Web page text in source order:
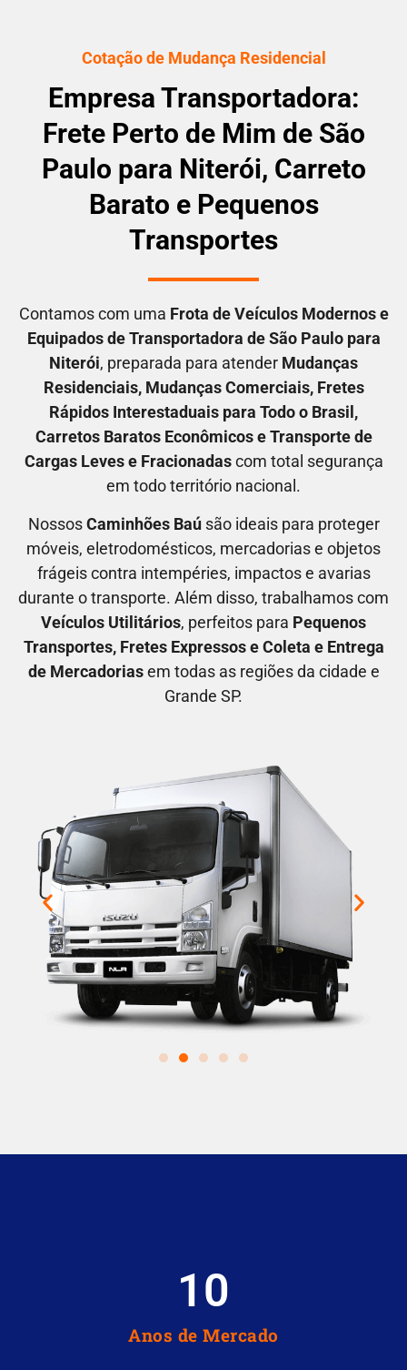
Cotação de Mudança Residencial
Empresa Transportadora:
Frete Perto de Mim de São
Paulo para Niterói, Carreto
Barato e Pequenos
Transportes
Contamos com uma Frota de Veículos Modernos e
Equipados de Transportadora de São Paulo para
Niterói, preparada para atender Mudanças
Residenciais, Mudanças Comerciais, Fretes
Rápidos Interestaduais para Todo o Brasil ,
Carretos Baratos Econômicose Transporte de
Cargas Leves e Fracionadascom total segurança
em todo território nacional.
NossosCaminhões Baúsão ideais para proteger
móveis, eletrodomésticos, mercadorias e objetos
frágeis contra intempéries, impactos e avarias
durante o transporte. Além disso, trabalhamos com
Veículos Utilitários, perfeitos para Pequenos
Transportes, Fretes Expressose Coleta e Entrega
de Mercadoriasem todas as regiões da cidade e
Grande SP.
Anos de Mercado
10